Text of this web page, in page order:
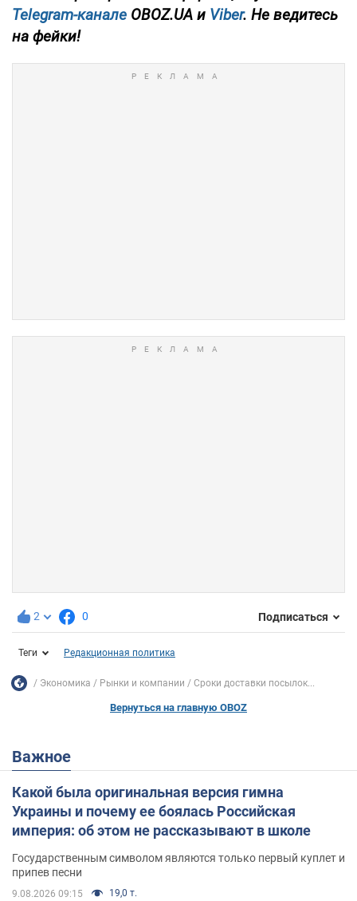
Telegram-канале OBOZ.UA и Viber. Не ведитесь
на фейки!
2 0 Подписаться
Теги Редакционная политика
Экономика Рынки и компании Сроки доставки посылок...
Вернуться на главную OBOZ
Важное
Какой была оригинальная версия гимна
Украины и почему ее боялась Российская
империя: об этом не рассказывают в школе
Государственным символом являются только первый куплет и
припев песни
9.08.2026 09:15 19,0 т.